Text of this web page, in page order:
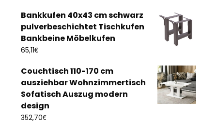
Bankkufen 40x43 cm schwarz
pulverbeschichtet Tischkufen
Bankbeine Möbelkufen
65,11€
Couchtisch 110-170 cm
ausziehbar Wohnzimmertisch
Sofatisch Auszug modern
design
352,70€